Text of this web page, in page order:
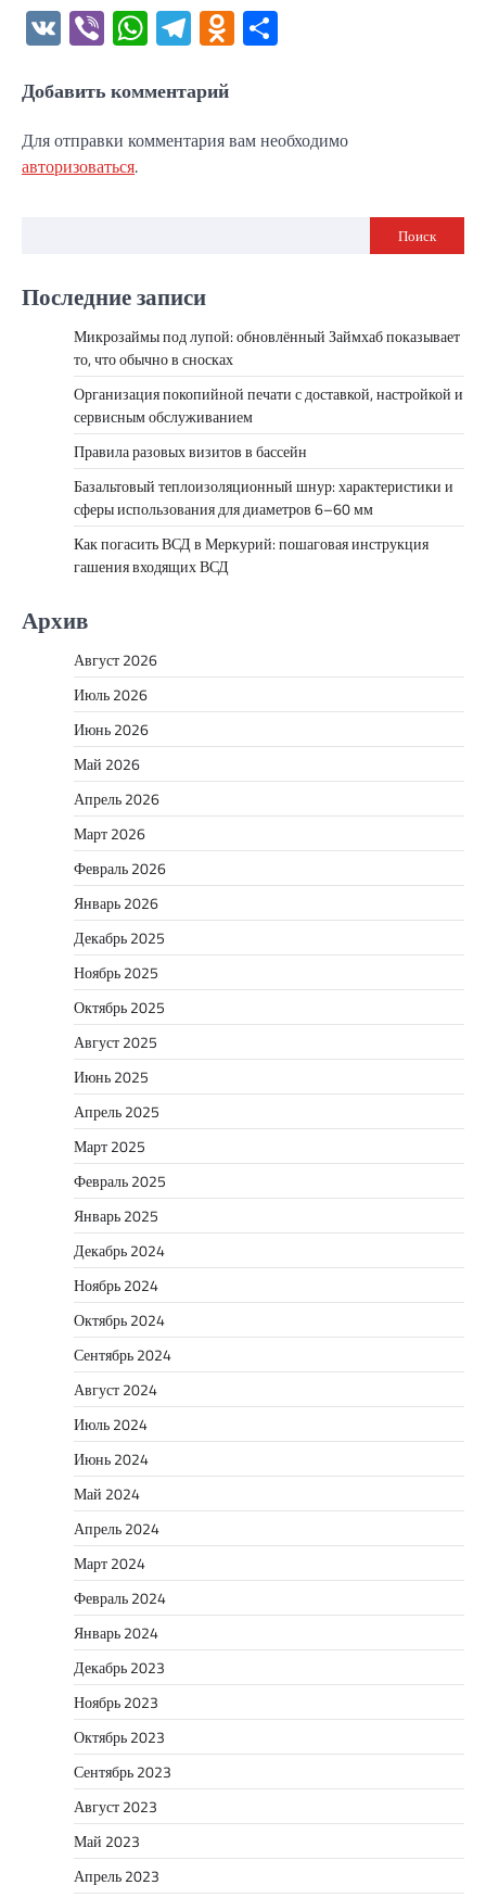
VK ViberWhatsApp
Telegram
Odnoklassniki
Добавить комментарий
Для отправки комментария вам необходимо
авторизоваться.
Поиск
Последние записи
Микрозаймы под лупой: обновлённый Займхаб показывает
то, что обычно в сносках
Организация покопийной печати с доставкой, настройкой и
сервисным обслуживанием
Правила разовых визитов в бассейн
Базальтовый теплоизоляционный шнур: характеристики и
сферы использования для диаметров 6–60 мм
Как погасить ВСД в Меркурий: пошаговая инструкция
гашения входящих ВСД
Архив
Август 2026
Июль 2026
Июнь 2026
Май 2026
Апрель 2026
Март 2026
Февраль 2026
Январь 2026
Декабрь 2025
Ноябрь 2025
Октябрь 2025
Август 2025
Июнь 2025
Апрель 2025
Март 2025
Февраль 2025
Январь 2025
Декабрь 2024
Ноябрь 2024
Октябрь 2024
Сентябрь 2024
Август 2024
Июль 2024
Июнь 2024
Май 2024
Апрель 2024
Март 2024
Февраль 2024
Январь 2024
Декабрь 2023
Ноябрь 2023
Октябрь 2023
Сентябрь 2023
Август 2023
Май 2023
Апрель 2023